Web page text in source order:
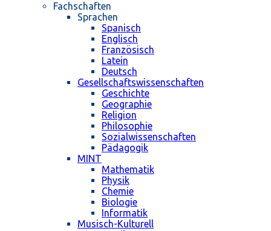
Fachschaften
Sprachen
Spanisch
Englisch
Französisch
Latein
Deutsch
Gesellschaftswissenschaften
Geschichte
Geographie
Religion
Philosophie
Sozialwissenschaften
Pädagogik
MINT
Mathematik
Physik
Chemie
Biologie
Informatik
Musisch-Kulturell